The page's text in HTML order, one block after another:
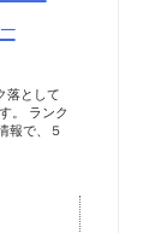
落として
。 ランク
報で、５